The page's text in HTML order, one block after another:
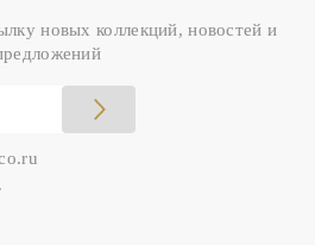
новых коллекций, новостей и